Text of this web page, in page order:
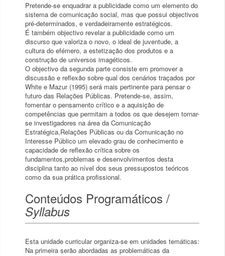
Pretende-se enquadrar a publicidade como um elemento do
sistema de comunicação social, mas que possui objectivos
pré-determinados, e verdadeiramente estratégicos.
É também objectivo revelar a publicidade como um
discurso que valoriza o novo, o ideal de juventude, a
cultura do efémero, a estetização dos produtos e a
construção de universos imagéticos.
O objectivo da segunda parte consiste em promover a
discussão e reflexão sobre qual dos cenários traçados por
White e Mazur (1995) será mais pertinente para pensar o
futuro das Relações Públicas. Pretende-se, assim,
fomentar o pensamento crítico e a aquisição de
competências que permitam a todos os que desejem tornar-
se investigadores na área da Comunicação
Estratégica,Relações Públicas ou da Comunicação no
Interesse Público um elevado grau de conhecimento e
capacidade de reflexão crítica sobre os
fundamentos,problemas e desenvolvimentos desta
disciplina tanto ao nível dos seus pressupostos teóricos
como da sua prática profissional.
Conteúdos Programáticos /
Syllabus
Esta unidade curricular organiza-se em unidades temáticas:
Na primeira serão abordadas as problemáticas da